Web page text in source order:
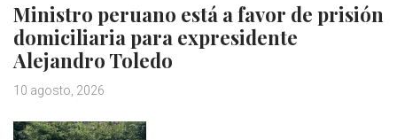
Ministro peruano está a favor de prisión
domiciliaria para expresidente
Alejandro Toledo
10 agosto, 2026